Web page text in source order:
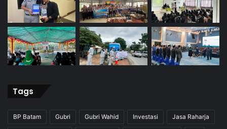
Tags
BP Batam Gubri Gubri Wahid Investasi Jasa Raharja